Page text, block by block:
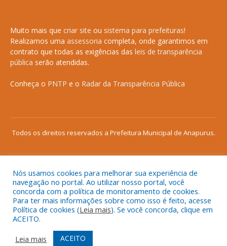
Muito mais que criar site ou sistema para prefeituras!
Realizamos uma assessoria completa, onde garantimos em
contrato que todas as exigências das leis de transparência
pública serão atendidas.
Conheça o PNTP e o Radar da Transparência Pública
Todos os direitos reservados a Prefeitura Municipal de Anapurus.
Mapa do Site
Acessar Área Administrativa
Acessar o Webmail
Nós usamos cookies para melhorar sua experiência de
navegação no portal. Ao utilizar nosso portal, você
concorda com a política de monitoramento de cookies.
Para ter mais informações sobre como isso é feito, acesse
Política de cookies (Leia mais). Se você concorda, clique em
ACEITO.
Leia mais
ACEITO